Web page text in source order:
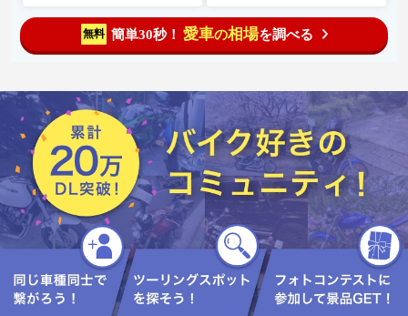
無料 簡単30秒！ 愛車の相場を調べる